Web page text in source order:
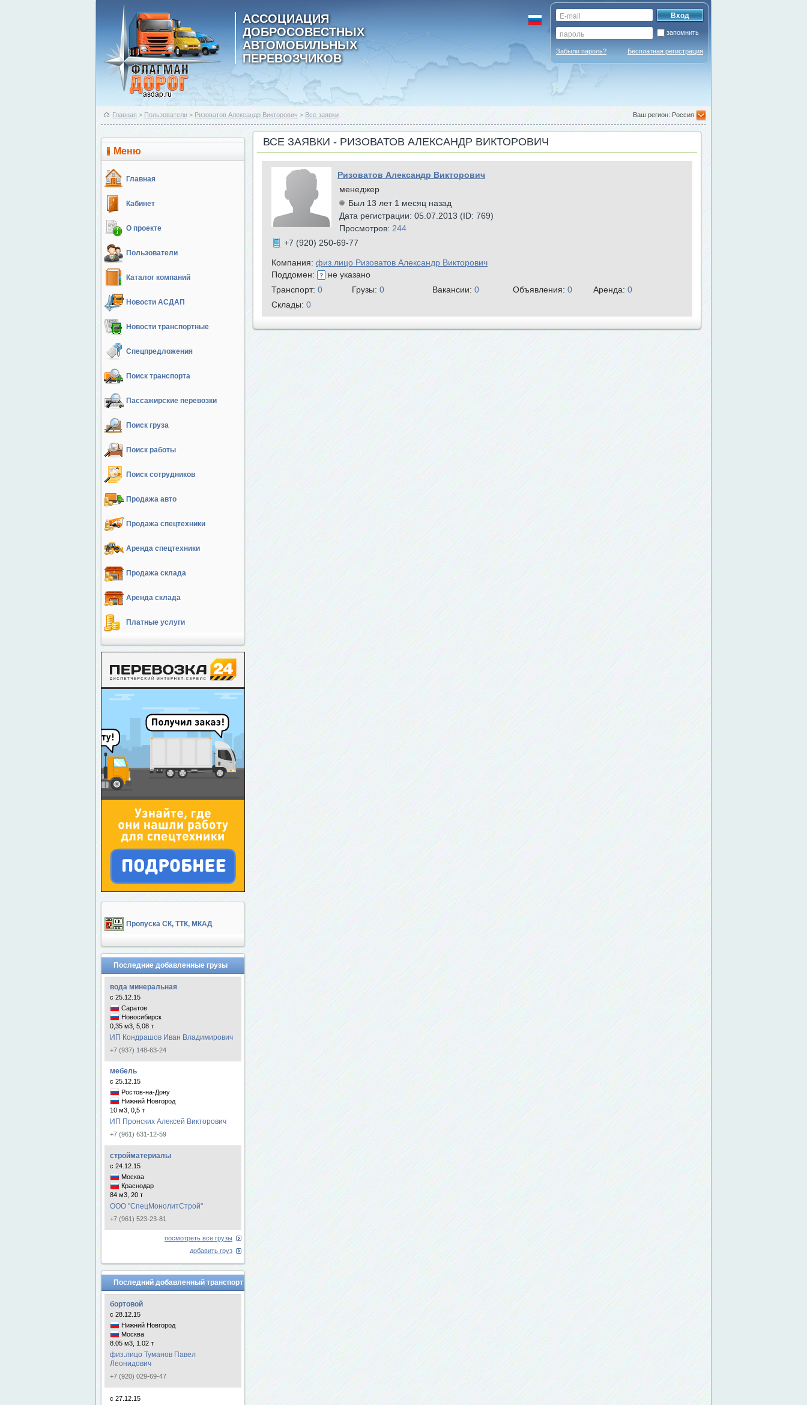
АССОЦИАЦИЯ
ДОБРОСОВЕСТНЫХ
АВТОМОБИЛЬНЫХ
ПЕРЕВОЗЧИКОВ
запомнить
Забыли пароль? Бесплатная регистрация
Главная > Пользователи > Ризоватов Александр Викторович > Все заявки Ваш регион: Россия
Меню
Главная
Кабинет
О проекте
Пользователи
Каталог компаний
Новости АСДАП
Новости транспортные
Спецпредложения
Поиск транспорта
Пассажирские перевозки
Поиск груза
Поиск работы
Поиск сотрудников
Продажа авто
Продажа спецтехники
Аренда спецтехники
Продажа склада
Аренда склада
Платные услуги
Пропуска СК, ТТК, МКАД
Последние добавленные грузы
вода минеральная
с 25.12.15
Саратов
Новосибирск
0,35 м3, 5,08 т
ИП Кондрашов Иван Владимирович
+7 (937) 148-63-24
мебель
с 25.12.15
Ростов-на-Дону
Нижний Новгород
10 м3, 0,5 т
ИП Пронских Алексей Викторович
+7 (961) 631-12-59
стройматериалы
с 24.12.15
Москва
Краснодар
84 м3, 20 т
ООО "СпецМонолитСтрой"
+7 (961) 523-23-81
посмотреть все грузы
добавить груз
Последний добавленный транспорт
бортовой
с 28.12.15
Нижний Новгород
Москва
8.05 м3, 1.02 т
физ.лицо Туманов Павел
Леонидович
+7 (920) 029-69-47
с 27.12.15
ВСЕ ЗАЯВКИ - РИЗОВАТОВ АЛЕКСАНДР ВИКТОРОВИЧ
Ризоватов Александр Викторович
менеджер
Был 13 лет 1 месяц назад
Дата регистрации: 05.07.2013 (ID: 769)
Просмотров: 244
+7 (920) 250-69-77
Компания: физ.лицо Ризоватов Александр Викторович
Поддомен:
не указано
Транспорт: 0 Грузы: 0 Вакансии: 0 Объявления: 0 Аренда: 0
Склады: 0